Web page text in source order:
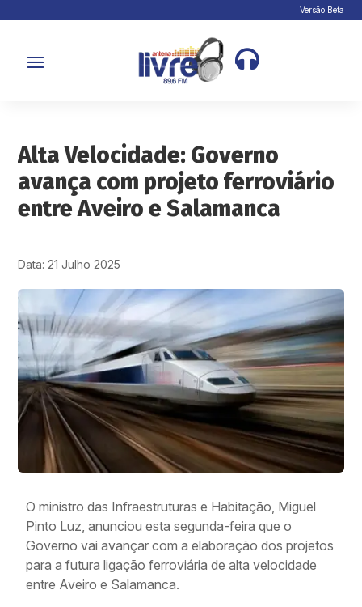
Versão Beta

Alta Velocidade: Governo
avança com projeto ferroviário
entre Aveiro e Salamanca
Data: 21 Julho 2025
O ministro das Infraestruturas e Habitação, Miguel
Pinto Luz, anunciou esta segunda-feira que o
Governo vai avançar com a elaboração dos projetos
para a futura ligação ferroviária de alta velocidade
entre Aveiro e Salamanca.